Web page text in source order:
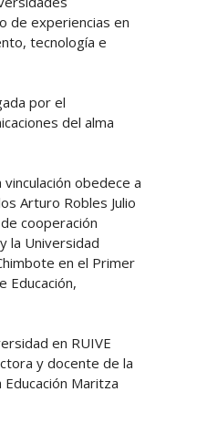
de experiencias en
tecnología e
por el
del alma
obedece a
Arturo Robles Julio
cooperación
la Universidad
en el Primer
Educación,
en RUIVE
y docente de la
Educación Maritza